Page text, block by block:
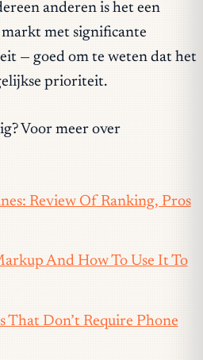
anderen is het een
met significante
— goed om te weten dat het
prioriteit.
Voor meer over
Review Of Ranking, Pros
And How To Use It To
That Don’t Require Phone